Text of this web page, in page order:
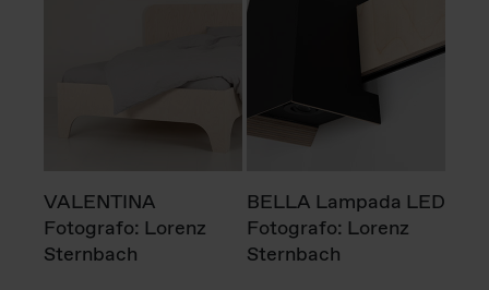
VALENTINA
Fotografo: Lorenz
Sternbach
BELLA Lampada LED
Fotografo: Lorenz
Sternbach